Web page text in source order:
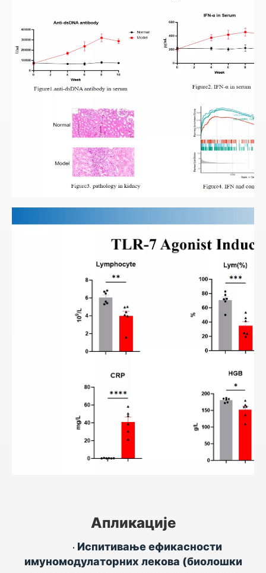
Апликације
• Испитивање ефикасности
имуномодулаторних лекова (биолошки